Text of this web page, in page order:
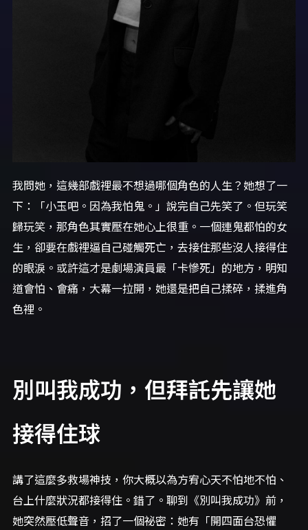
我問她，這幾部戲裡最不想過哪個角色的人生？她想了一
下：「小玉吧。因為我怕鬼。」說完自己先笑了。但玩笑
歸玩笑，那角色其實壓在她心上很重。一個連鬼都怕的女
生，卻要在戲裡逼自己碰觸死亡，去接住那些沒人接得住
的眼淚。或許這才是劇場演員最「卡慘死」的地方，明知
道會怕、會痛，大幕一拉開，她還是把自己揉碎，揉進角
色裡。
別叫我成功，但拜託先讓她
接得住球
講了這麼多救場神技，你大概以為方宥心天不怕地不怕、
台上什麼狀況都接得住。錯了。聊到《別叫我成功》前，
她突然壓低聲音，招了一個祕密：她有「開四面台恐懼